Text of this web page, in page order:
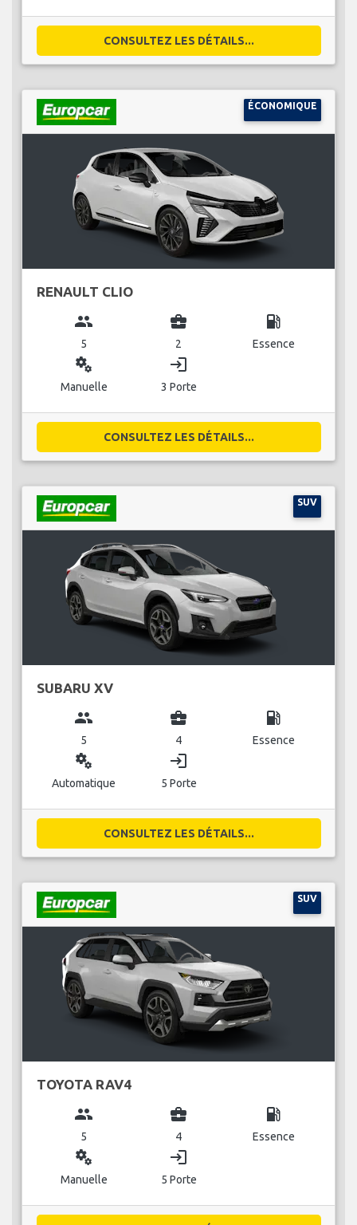
CONSULTEZ LES DÉTAILS...
ÉCONOMIQUE
RENAULT CLIO
group
5
business_center
2
local_gas_station
Essence
miscellaneous_services
Manuelle
login
3 Porte
CONSULTEZ LES DÉTAILS...
SUV
SUBARU XV
group
5
business_center
4
local_gas_station
Essence
miscellaneous_services
Automatique
login
5 Porte
CONSULTEZ LES DÉTAILS...
SUV
TOYOTA RAV4
group
5
business_center
4
local_gas_station
Essence
miscellaneous_services
Manuelle
login
5 Porte